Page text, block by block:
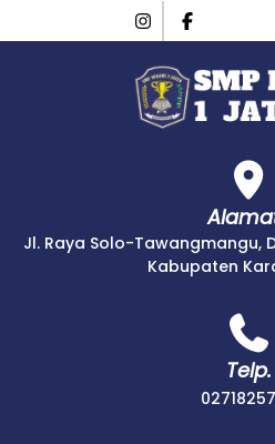
Jl. Raya Solo-Tawangmangu,
Kabupaten
Telp.